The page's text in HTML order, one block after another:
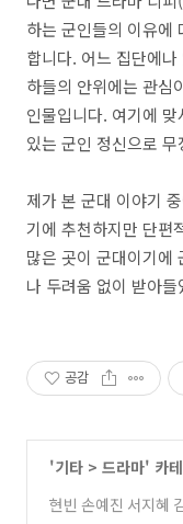
하는 군인들의 이유에
합니다. 어느 집단에
하들의 안위에는 관심
인물입니다. 여기에
있는 군인 정신으로
제가 본 군대 이야기
기에 추천하지만 단편
많은 곳이 군대이기에
나 두려움 없이 받아
공감
'기타 > 드라마' 카
현빈 손예진 서지혜